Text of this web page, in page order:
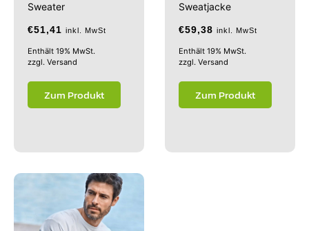
Sweater
€51,41 inkl. MwSt
Enthält 19% MwSt.
zzgl. Versand
Zum Produkt
Sweatjacke
€59,38 inkl. MwSt
Enthält 19% MwSt.
zzgl. Versand
Zum Produkt